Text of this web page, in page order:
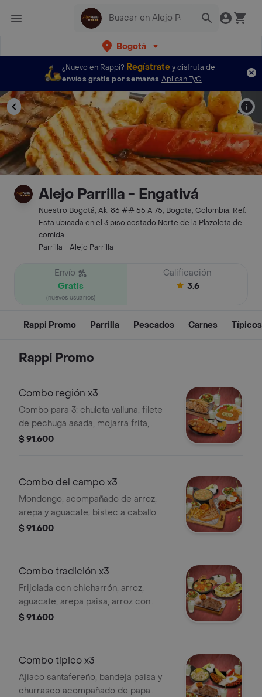
Bogotá
¿Nuevo en Rappi? Regístratey disfruta de
envíos gratis por semanas Aplican TyC
Alejo Parrilla - Engativá
Nuestro Bogotá, Ak. 86 ## 55 A 75, Bogota, Colombia. Ref.
Esta ubicada en el 3 piso costado Norte de la Plazoleta de
comida
Parrilla - Alejo Parrilla
Envío
Gratis
(nuevos usuarios)
Calificación
3.6
Rappi Promo Parrilla Pescados Carnes Típicos
Rappi Promo
Combo región x3
Combo para 3: chuleta valluna, filete
de pechuga asada, mojarra frita,
papas francesas, arroz, ensalada,
$ 91.600
Combo del campo x3
Mondongo, acompañado de arroz,
arepa y aguacate; bistec a caballo
con arroz, papa en salsa y ensalada y
limonadas.
$ 91.600
Combo tradición x3
Frijolada con chicharrón, arroz,
aguacate, arepa paisa, arroz con
pollo, papas francesas, ensalada,
naturales
$ 91.600
Combo típico x3
Ajiaco santafereño, bandeja paisa y
churrasco acompañado de papa